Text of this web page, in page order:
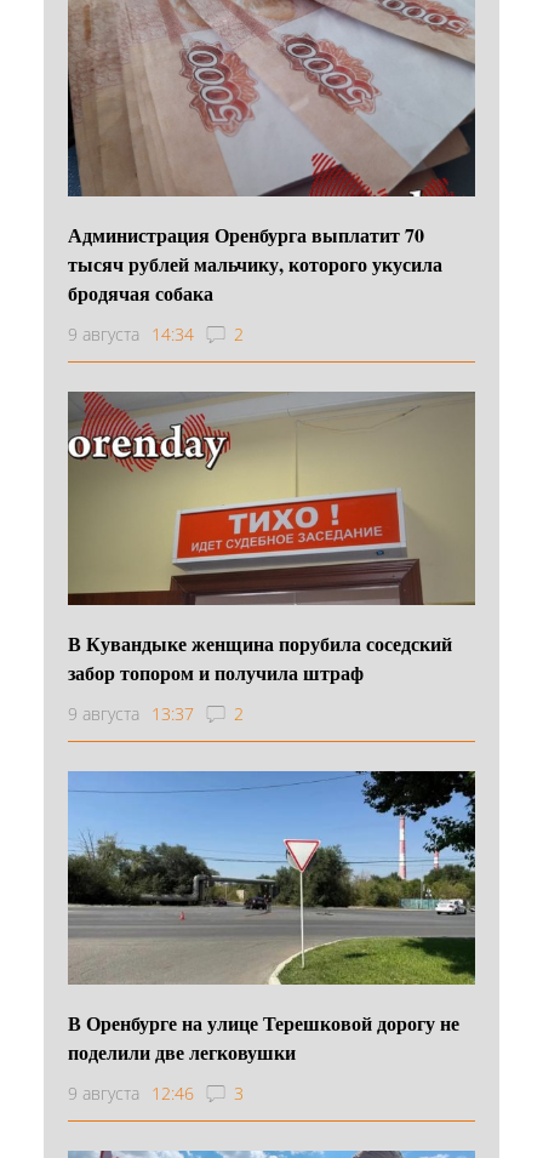
Администрация Оренбурга выплатит 70
тысяч рублей мальчику, которого укусила
бродячая собака
9 августа 14:34 2
В Кувандыке женщина порубила соседский
забор топором и получила штраф
9 августа 13:37 2
В Оренбурге на улице Терешковой дорогу не
поделили две легковушки
9 августа 12:46 3